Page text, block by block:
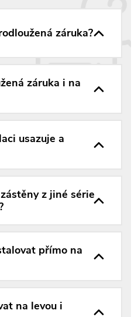
záruka?
záruka i na
usazuje a
z jiné série
přímo na
na levou i